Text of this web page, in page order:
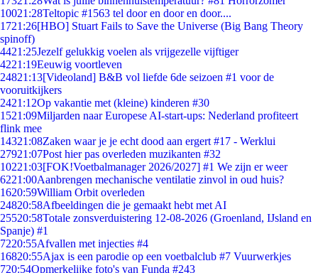
10021:28Teltopic #1563 tel door en door en door....
1721:26[HBO] Stuart Fails to Save the Universe (Big Bang Theory
spinoff)
4421:25Jezelf gelukkig voelen als vrijgezelle vijftiger
4221:19Eeuwig voortleven
24821:13[Videoland] B&B vol liefde 6de seizoen #1 voor de
vooruitkijkers
2421:12Op vakantie met (kleine) kinderen #30
1521:09Miljarden naar Europese AI-start-ups: Nederland profiteert
flink mee
14321:08Zaken waar je je echt dood aan ergert #17 - Werklui
27921:07Post hier pas overleden muzikanten #32
10221:03[FOK!Voetbalmanager 2026/2027] #1 We zijn er weer
6221:00Aanbrengen mechanische ventilatie zinvol in oud huis?
1620:59William Orbit overleden
24820:58Afbeeldingen die je gemaakt hebt met AI
25520:58Totale zonsverduistering 12-08-2026 (Groenland, IJsland en
Spanje) #1
7220:55Afvallen met injecties #4
16820:55Ajax is een parodie op een voetbalclub #7 Vuurwerkjes
720:54Opmerkelijke foto's van Funda #243